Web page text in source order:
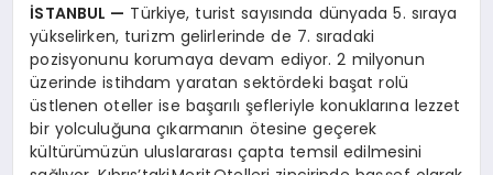
İSTANBUL — Türkiye, turist sayısında dünyada 5. sıraya
yükselirken, turizm gelirlerinde de 7. sıradaki
pozisyonunu korumaya devam ediyor. 2 milyonun
üzerinde istihdam yaratan sektördeki başat rolü
üstlenen oteller ise başarılı şefleriyle konuklarına lezzet
bir yolculuğuna çıkarmanın ötesine geçerek
kültürümüzün uluslararası çapta temsil edilmesini